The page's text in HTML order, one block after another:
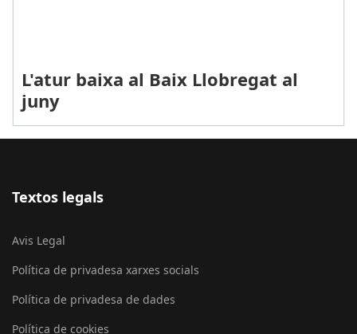
L'atur baixa al Baix Llobregat al
juny
Textos legals
Avis Legal
Política de privadesa xarxes socials
Política de privadesa de dades
Política de cookies